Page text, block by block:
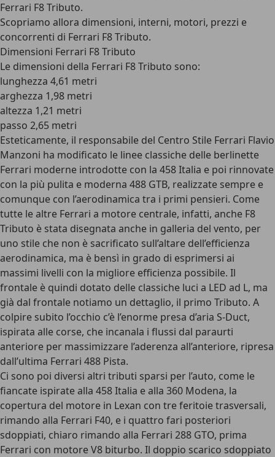
Ferrari F8 Tributo.
Scopriamo allora dimensioni, interni, motori, prezzi e
concorrenti di Ferrari F8 Tributo.
Dimensioni Ferrari F8 Tributo
Le dimensioni della Ferrari F8 Tributo sono:
lunghezza 4,61 metri
arghezza 1,98 metri
altezza 1,21 metri
passo 2,65 metri
Esteticamente, il responsabile del Centro Stile Ferrari Flavio
Manzoni ha modificato le linee classiche delle berlinette
Ferrari moderne introdotte con la 458 Italia e poi rinnovate
con la più pulita e moderna 488 GTB, realizzate sempre e
comunque con l’aerodinamica tra i primi pensieri. Come
tutte le altre Ferrari a motore centrale, infatti, anche F8
Tributo è stata disegnata anche in galleria del vento, per
uno stile che non è sacrificato sull’altare dell’efficienza
aerodinamica, ma è bensì in grado di esprimersi ai
massimi livelli con la migliore efficienza possibile. Il
frontale è quindi dotato delle classiche luci a LED ad L, ma
già dal frontale notiamo un dettaglio, il primo Tributo. A
colpire subito l’occhio c’è l’enorme presa d’aria S-Duct,
ispirata alle corse, che incanala i flussi dal paraurti
anteriore per massimizzare l’aderenza all’anteriore, ripresa
dall’ultima Ferrari 488 Pista.
Ci sono poi diversi altri tributi sparsi per l’auto, come le
fiancate ispirate alla 458 Italia e alla 360 Modena, la
copertura del motore in Lexan con tre feritoie trasversali,
rimando alla Ferrari F40, e i quattro fari posteriori
sdoppiati, chiaro rimando alla Ferrari 288 GTO, prima
Ferrari con motore V8 biturbo. Il doppio scarico sdoppiato